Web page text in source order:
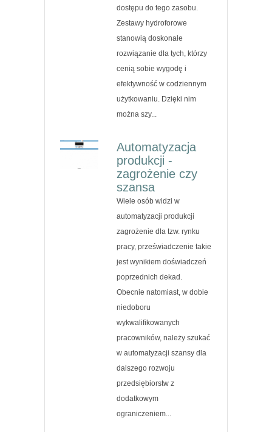
dostępu do tego zasobu.
Zestawy hydroforowe
stanowią doskonałe
rozwiązanie dla tych, którzy
cenią sobie wygodę i
efektywność w codziennym
użytkowaniu. Dzięki nim
można szy...
Automatyzacja
produkcji -
zagrożenie czy
szansa
Wiele osób widzi w
automatyzacji produkcji
zagrożenie dla tzw. rynku
pracy, przeświadczenie takie
jest wynikiem doświadczeń
poprzednich dekad.
Obecnie natomiast, w dobie
niedoboru
wykwalifikowanych
pracowników, należy szukać
w automatyzacji szansy dla
dalszego rozwoju
przedsiębiorstw z
dodatkowym
ograniczeniem...